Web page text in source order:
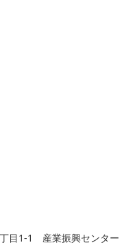
目1-1 産業振興センター